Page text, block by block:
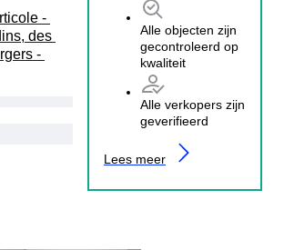
-
des
-
Alle objecten zijn
gecontroleerd op
kwaliteit
Alle verkopers zijn
geverifieerd
Lees meer